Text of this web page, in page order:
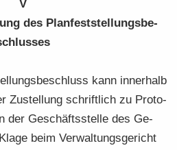
V
des Plan­fest­stel­lungs­be­
kann in­ner­halb
Zu­stel­lung schrift­lich zu Pro­to­
der Ge­schäfts­stel­le des Ge­
beim Ver­wal­tungs­ge­richt